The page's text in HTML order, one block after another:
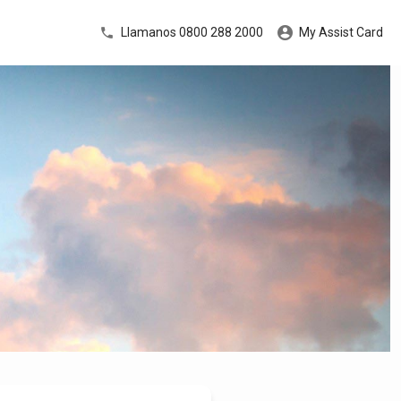
Llamanos 0800 288 2000 My Assist Card